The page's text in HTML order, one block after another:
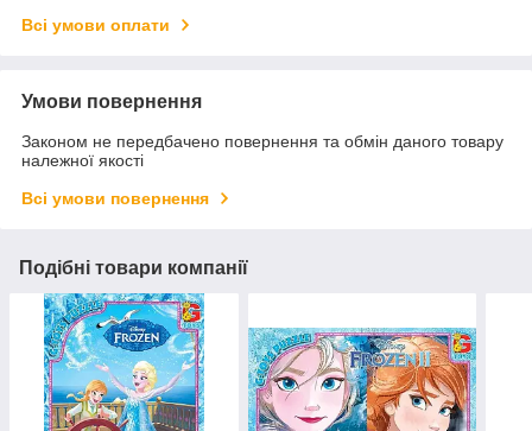
Всі умови оплати
Умови повернення
Законом не передбачено повернення та обмін даного товару
належної якості
Всі умови повернення
Подібні товари компанії